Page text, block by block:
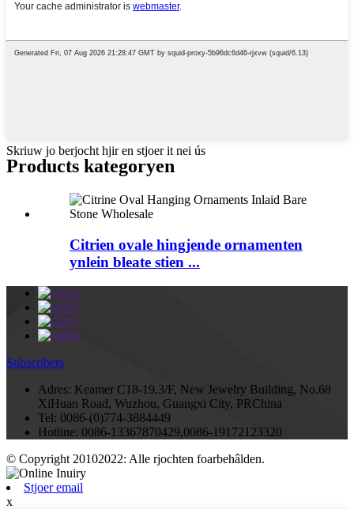
Skriuw jo berjocht hjir en stjoer it nei ús
Products kategoryen
Citrien ovale hingjende ornamenten
ynlein bleate stien ...
Subscribers
Adres: Keamer C18-19,3/F, New Jewelry Building, No.68
XiHuan Road, Wuzhou, Guangxi City, PRChina
Tel: 0086-(0)774-3884449
Hotline: 0086-13367870429,0086-19172123320
© Copyright 20102022: Alle rjochten foarbehâlden.
Stjoer email
x